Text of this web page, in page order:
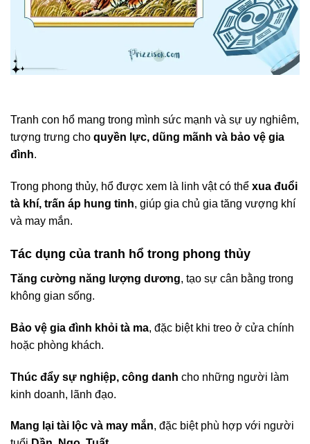
Tranh con hổ mang trong mình sức mạnh và sự uy nghiêm,
tượng trưng cho quyền lực, dũng mãnh và bảo vệ gia
đình.
Trong phong thủy, hổ được xem là linh vật có thể xua đuổi
tà khí, trấn áp hung tinh, giúp gia chủ gia tăng vượng khí
và may mắn.
Tác dụng của tranh hổ trong phong thủy
Tăng cường năng lượng dương, tạo sự cân bằng trong
không gian sống.
Bảo vệ gia đình khỏi tà ma, đặc biệt khi treo ở cửa chính
hoặc phòng khách.
Thúc đẩy sự nghiệp, công danh cho những người làm
kinh doanh, lãnh đạo.
Mang lại tài lộc và may mắn, đặc biệt phù hợp với người